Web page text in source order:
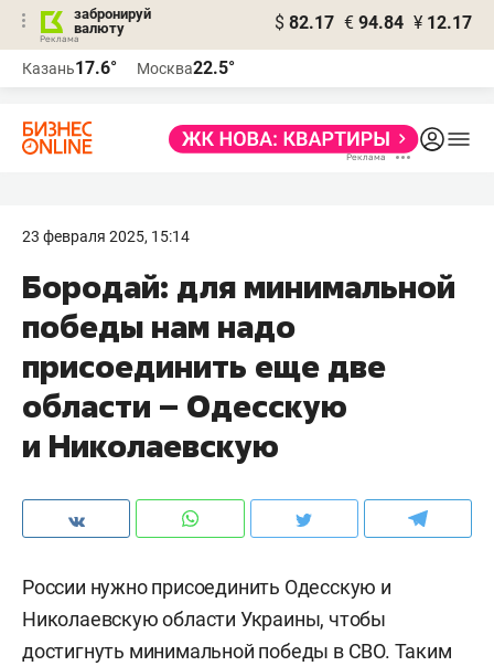
забронируй
валюту
$ 82.17 € 94.84 ¥ 12.17
Казань17.6° Москва22.5°
23 февраля 2025, 15:14
Бородай: для минимальной
победы нам надо
присоединить еще две
области – Одесскую
и Николаевскую
России нужно присоединить Одесскую и
Николаевскую области Украины, чтобы
достигнуть минимальной победы в СВО. Таким